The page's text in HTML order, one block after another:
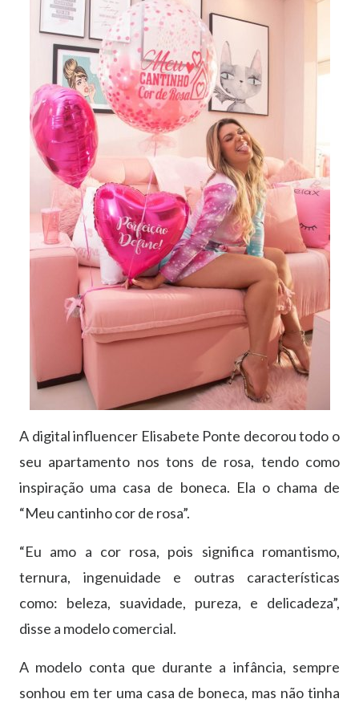
A digital influencer Elisabete Ponte decorou todo o
seu apartamento nos tons de rosa, tendo como
inspiração uma casa de boneca. Ela o chama de
“Meu cantinho cor de rosa”.
“Eu amo a cor rosa, pois significa romantismo,
ternura, ingenuidade e outras características
como: beleza, suavidade, pureza, e delicadeza”,
disse a modelo comercial.
A modelo conta que durante a infância, sempre
sonhou em ter uma casa de boneca, mas não tinha